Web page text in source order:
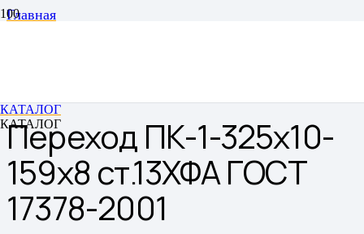
КАТАЛОГ
КАТАЛОГ
Главная
Переход ПК-1-325х10-
159х8 ст.13ХФА ГОСТ
17378-2001